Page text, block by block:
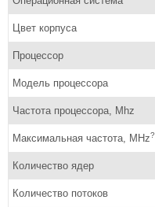
Цвет корпуса
Процессор
Модель процессора
Частота процессора, Mhz
Максимальная частота, MHz?
Количество ядер
Количество потоков